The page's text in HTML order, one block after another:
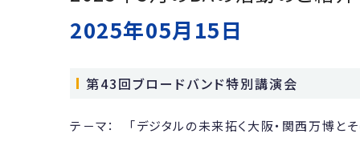
2025年05月15日
第43回ブロードバンド特別講演会
テ－マ： 「デジタルの未来拓く大阪・関西万博とそ